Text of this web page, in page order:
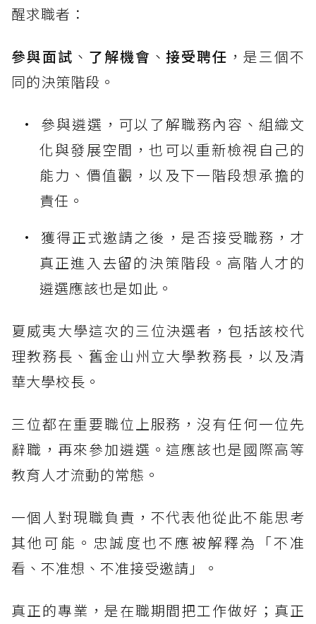
醒求職者：
參與面試 、 了解機會 、接受聘任 ，是三個不
同的決策階段。
參與遴選，可以了解職務內容、組織文
化與發展空間，也可以重新檢視自己的
能力、價值觀，以及下一階段想承擔的
責任。
獲得正式邀請之後，是否接受職務，才
真正進入去留的決策階段。高階人才的
遴選應該也是如此。
夏威夷大學這次的三位決選者，包括該校代
理教務長、舊金山州立大學教務長，以及清
華大學校長。
三位都在重要職位上服務，沒有任何一位先
辭職，再來參加遴選。這應該也是國際高等
教育人才流動的常態。
一個人對現職負責，不代表他從此不能思考
其他可能。忠誠度也不應被解釋為「不准
看、不准想、不准接受邀請」。
真正的專業，是在職期間把工作做好；真正